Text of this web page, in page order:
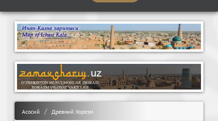
Асосий Древний Хорезм